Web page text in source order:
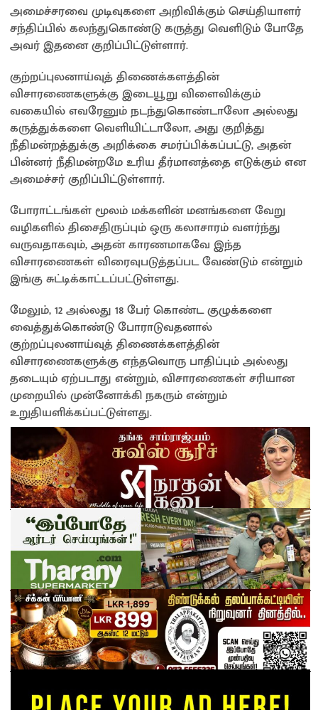
அமைச்சரவை முடிவுகளை அறிவிக்கும் செய்தியாளர்
சந்திப்பில் கலந்துகொண்டு கருத்து வெளிடும் போதே
அவர் இதனை குறிப்பிட்டுள்ளார்.
குற்றப்புலனாய்வுத் திணைக்களத்தின்
விசாரணைகளுக்கு இடையூறு விளைவிக்கும்
வகையில் எவரேனும் நடந்துகொண்டாலோ அல்லது
கருத்துக்களை வெளியிட்டாலோ, அது குறித்து
நீதிமன்றத்துக்கு அறிக்கை சமர்ப்பிக்கப்பட்டு, அதன்
பின்னர் நீதிமன்றமே உரிய தீர்மானத்தை எடுக்கும் என
அமைச்சர் குறிப்பிட்டுள்ளார்.
போராட்டங்கள் மூலம் மக்களின் மனங்களை வேறு
வழிகளில் திசைதிருப்பும் ஒரு கலாசாரம் வளர்ந்து
வருவதாகவும், அதன் காரணமாகவே இந்த
விசாரணைகள் விரைவுபடுத்தப்பட வேண்டும் என்றும்
இங்கு சுட்டிக்காட்டப்பட்டுள்ளது.
மேலும், 12 அல்லது 18 பேர் கொண்ட குழுக்களை
வைத்துக்கொண்டு போராடுவதனால்
குற்றப்புலனாய்வுத் திணைக்களத்தின்
விசாரணைகளுக்கு எந்தவொரு பாதிப்பும் அல்லது
தடையும் ஏற்படாது என்றும், விசாரணைகள் சரியான
முறையில் முன்னோக்கி நகரும் என்றும்
உறுதியளிக்கப்பட்டுள்ளது.